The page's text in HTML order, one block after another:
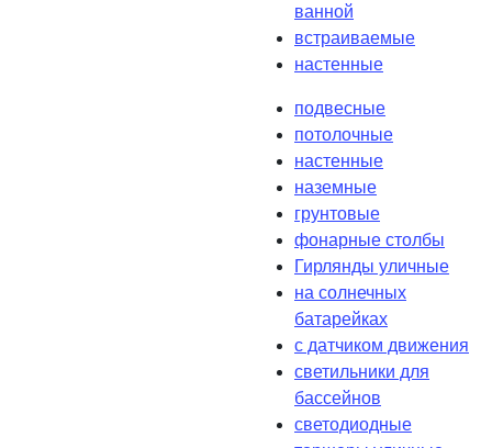
ванной
встраиваемые
настенные
подвесные
потолочные
настенные
наземные
грунтовые
фонарные столбы
Гирлянды уличные
на солнечных
батарейках
с датчиком движения
светильники для
бассейнов
светодиодные